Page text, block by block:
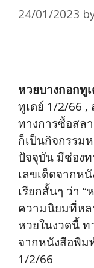
24/01/2023
หวยบางกอกทู
ทูเดย์ 1/2/66 ,
ทางการซื้อสล
ก็เป็นกิจกรรม
ปัจจุบัน มีช่องท
เลขเด็ดจากห
เรียกสั้นๆ ว่า
ความนิยมที่หล
หวยในงวดนี้ ท
จากหนังสือพิม
1/2/66